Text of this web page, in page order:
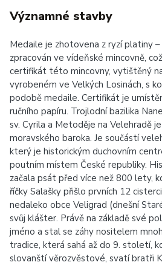
Významné stavby
Medaile je zhotovena z ryzí platiny
zpracován ve vídeňské mincovně,
certifikát této mincovny, vytištěný
vyrobeném ve Velkých Losinách, s
podobě medaile. Certifikát je
ručního papíru. Trojlodní bazilika
sv. Cyrila a Metoděje na Velehradě
moravského baroka. Je součástí
který je historickým duchovním
poutním místem České republiky.
začala psát před více než 800 lety,
říčky Salašky přišlo prvních 12
nedaleko obce Veligrad (dnešní
svůj klášter. Právě na základě své
jméno a stal se záhy nositelem
tradice, která sahá až do 9. století,
slovanští věrozvěstové, svatí bratři